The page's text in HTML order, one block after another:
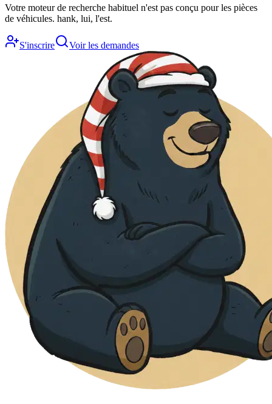
Votre moteur de recherche habituel n'est pas conçu pour les pièces
de véhicules. hank, lui, l'est.
S'inscrire Voir les demandes